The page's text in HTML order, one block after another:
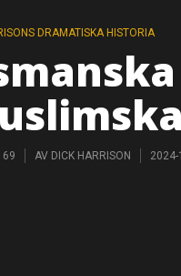
DRAMATISKA HISTORIA
69 AV DICK HARRISON 2024-